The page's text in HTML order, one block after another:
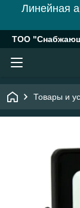
Линейная
ТОО
Товары и